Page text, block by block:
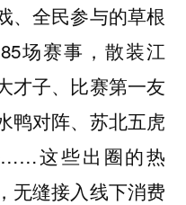
、全民参与的草根
场赛事，散装江
才子、比赛第一友
鸭对阵、苏北五虎
这些出圈的热
无缝接入线下消费